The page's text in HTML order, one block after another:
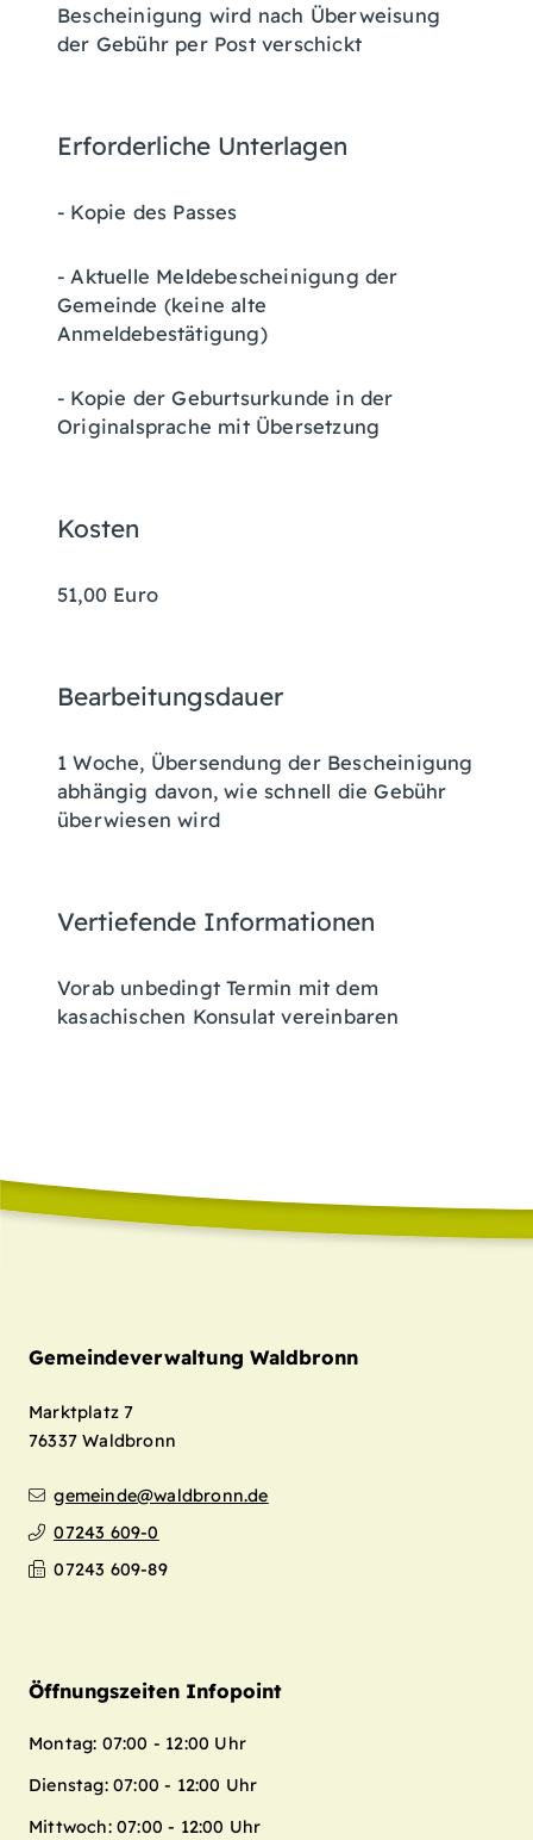
Bescheinigung wird nach Überweisung
der Gebühr per Post verschickt
Erforderliche Unterlagen
- Kopie des Passes
- Aktuelle Meldebescheinigung der
Gemeinde (keine alte
Anmeldebestätigung)
- Kopie der Geburtsurkunde in der
Originalsprache mit Übersetzung
Kosten
51,00 Euro
Bearbeitungsdauer
1 Woche, Übersendung der Bescheinigung
abhängig davon, wie schnell die Gebühr
überwiesen wird
Vertiefende Informationen
Vorab unbedingt Termin mit dem
kasachischen Konsulat vereinbaren
Gemeindeverwaltung Waldbronn
Marktplatz 7
76337 Waldbronn
gemeinde@waldbronn.de
07243 609-0
07243 609-89
Öffnungszeiten Infopoint
Montag: 07:00 - 12:00 Uhr
Dienstag: 07:00 - 12:00 Uhr
Mittwoch: 07:00 - 12:00 Uhr